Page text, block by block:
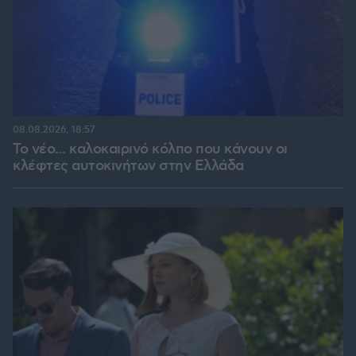
Το νέο... καλοκαιρινό κόλπο που κάνουν οι
κλέφτες αυτοκινήτων στην Ελλάδα
08.08.2026, 18:57